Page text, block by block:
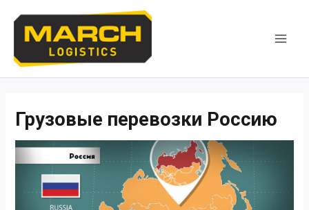
содержимому
Грузовые перевозки Россию